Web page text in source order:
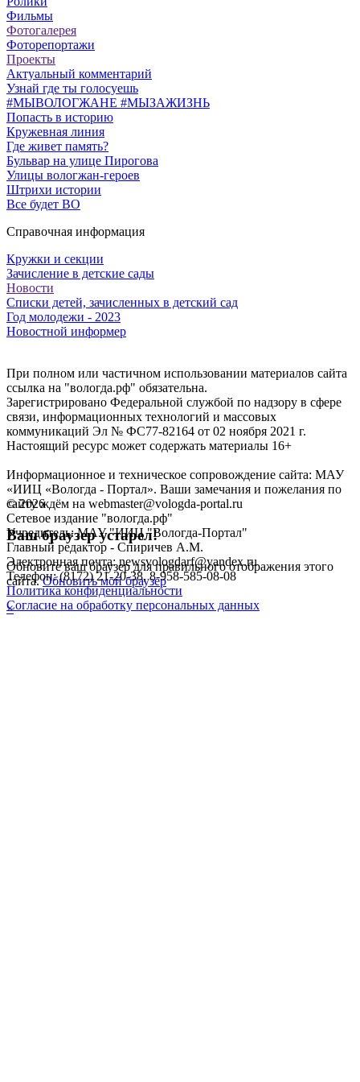
Фильмы
Фотогалерея
Фоторепортажи
Проекты
Актуальный комментарий
Узнай где ты голосуешь
#МЫВОЛОГЖАНЕ #МЫЗАЖИЗНЬ
Попасть в историю
Кружевная линия
Где живет память?
Бульвар на улице Пирогова
Улицы вологжан-героев
Штрихи истории
Все будет ВО
Справочная информация
Кружки и секции
Зачисление в детские сады
Новости
Списки детей, зачисленных в детский сад
Год молодежи - 2023
©2026
Сетевое издание "вологда.рф"
Учредитель: МАУ "ИИЦ "Вологда-Портал"
Главный редактор - Спиричев А.М.
Электронная почта: newsvologdarf@yandex.ru
Телефон: (8172) 21-20-38, 8-958-585-08-08
Политика конфиденциальности
Согласие на обработку персональных данных
Новостной информер
При полном или частичном использовании материалов сайта
ссылка на "вологда.рф" обязательна.
Зарегистрировано Федеральной службой по надзору в сфере
связи, информационных технологий и массовых
коммуникаций Эл № ФС77-82164 от 02 ноября 2021 г.
Настоящий ресурс может содержать материалы 16+
Информационное и техническое сопровождение сайта: МАУ
«ИИЦ «Вологда - Портал». Ваши замечания и пожелания по
сайту ждём на webmaster@vologda-portal.ru
Ваш браузер устарел!
Обновите ваш браузер для правильного отображения этого
сайта.Обновить мой браузер
×